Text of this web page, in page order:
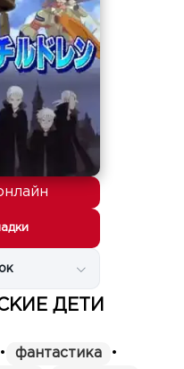
ДЕТИ
• фантастика
•